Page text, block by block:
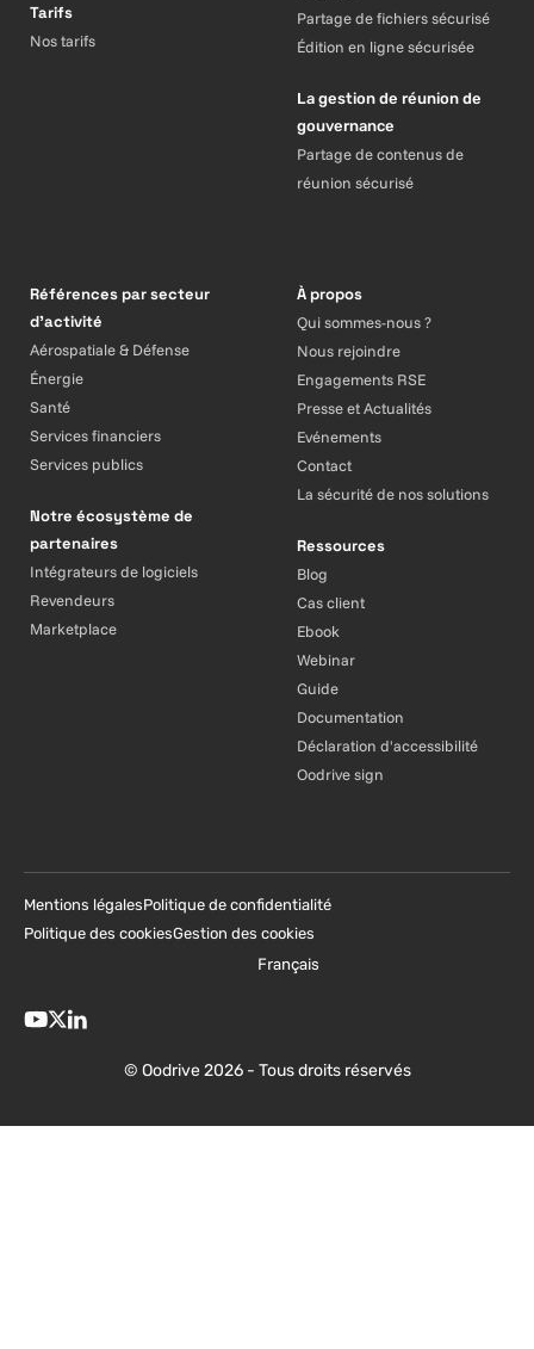
Tarifs
Nos tarifs
Partage de fichiers sécurisé
Édition en ligne sécurisée
La gestion de réunion de
gouvernance
Partage de contenus de
réunion sécurisé
Références par secteur
d’activité
Aérospatiale & Défense
Énergie
Santé
Services financiers
Services publics
Notre écosystème de
partenaires
Intégrateurs de logiciels
Revendeurs
Marketplace
À propos
Qui sommes-nous ?
Nous rejoindre
Engagements RSE
Presse et Actualités
Evénements
Contact
La sécurité de nos solutions
Ressources
Blog
Cas client
Ebook
Webinar
Guide
Documentation
Déclaration d'accessibilité
Oodrive sign
© Oodrive 2026 - Tous droits réservés
Mentions légalesPolitique de confidentialité
Politique des cookiesGestion des cookies
Français